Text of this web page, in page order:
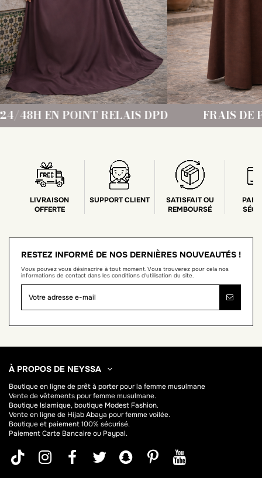
DPD FRAIS DE PORT OFFERT DÈS 69€
LIVRAISON
OFFERTE
SUPPORT CLIENT
SATISFAIT OU
REMBOURSÉ
RESTEZ INFORMÉ DE NOS DERNIÈRES NOUVEAUTÉS !
Vous pouvez vous désinscrire à tout moment. Vous trouverez pour cela nos
informations de contact dans les conditions d'utilisation du site.
À PROPOS DE NEYSSA
Boutique en ligne deprêt à porter pour la femme musulmane
Vente de vêtements pour femme musulmane.
Boutique Islamique, boutique Modest Fashion.
Vente en ligne de HijabAbaya pour femme voilée.
Boutique et paiement 100% sécurisé.
Paiement Carte Bancaire ou Paypal.